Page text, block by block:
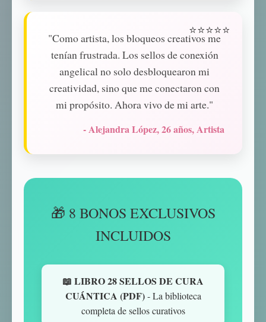
"Como artista, los bloqueos creativos me
tenían frustrada. Los sellos de conexión
angelical no solo desbloquearon mi
creatividad, sino que me conectaron con
mi propósito. Ahora vivo de mi arte."
- Alejandra López, 26 años, Artista
🎁 8 BONOS EXCLUSIVOS
INCLUIDOS
📖 LIBRO 28 SELLOS DE CURA
CUÁNTICA (PDF)- La biblioteca
completa de sellos curativos